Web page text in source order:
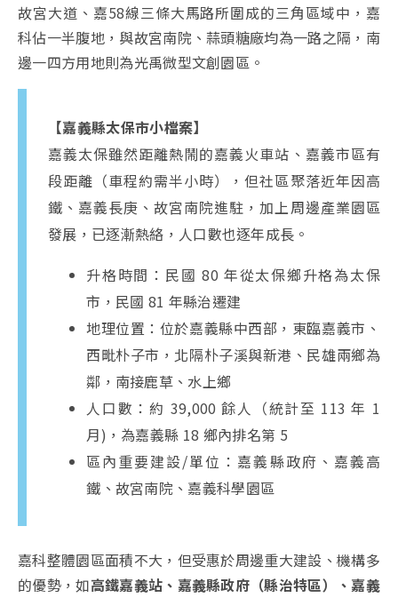
故宮大道、嘉58線三條大馬路所圍成的三角區域中，嘉
科佔一半腹地，與故宮南院、蒜頭糖廠均為一路之隔，南
邊一四方用地則為光禹微型文創園區。
【嘉義縣太保市小檔案】
嘉義太保雖然距離熱鬧的嘉義火車站、嘉義市區有
段距離（車程約需半小時），但社區聚落近年因高
鐵、嘉義長庚、故宮南院進駐，加上周邊產業園區
發展，已逐漸熱絡，人口數也逐年成長。
升格時間：民國 80 年從太保鄉升格為太保
市，民國 81 年縣治遷建
地理位置：位於嘉義縣中西部，東臨嘉義市、
西毗朴子市，北隔朴子溪與新港、民雄兩鄉為
鄰，南接鹿草、水上鄉
人口數：約 39,000 餘人（統計至 113 年 1
月)，為嘉義縣 18 鄉內排名第 5
區內重要建設/單位：嘉義縣政府、嘉義高
鐵、故宮南院、嘉義科學園區
嘉科整體園區面積不大，但受惠於周邊重大建設、機構多
的優勢，如高鐵嘉義站、嘉義縣政府（縣治特區）、嘉義